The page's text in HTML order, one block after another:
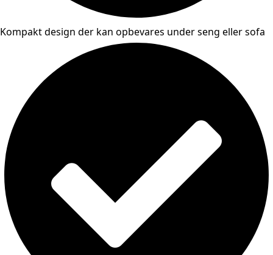
Kompakt design der kan opbevares under seng eller sofa